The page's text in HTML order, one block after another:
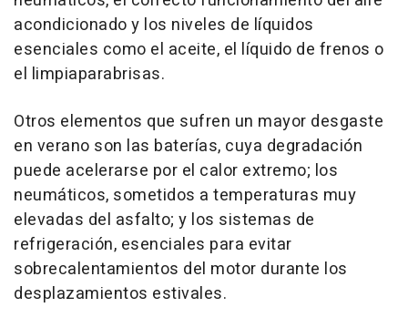
acondicionado y los niveles de líquidos
esenciales como el aceite, el líquido de frenos o
el limpiaparabrisas.
Otros elementos que sufren un mayor desgaste
en verano son las baterías, cuya degradación
puede acelerarse por el calor extremo; los
neumáticos, sometidos a temperaturas muy
elevadas del asfalto; y los sistemas de
refrigeración, esenciales para evitar
sobrecalentamientos del motor durante los
desplazamientos estivales.